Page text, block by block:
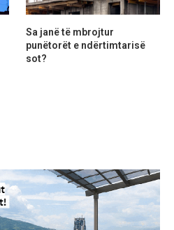
Sa janë të mbrojtur
punëtorët e ndërtimtarisë
sot?